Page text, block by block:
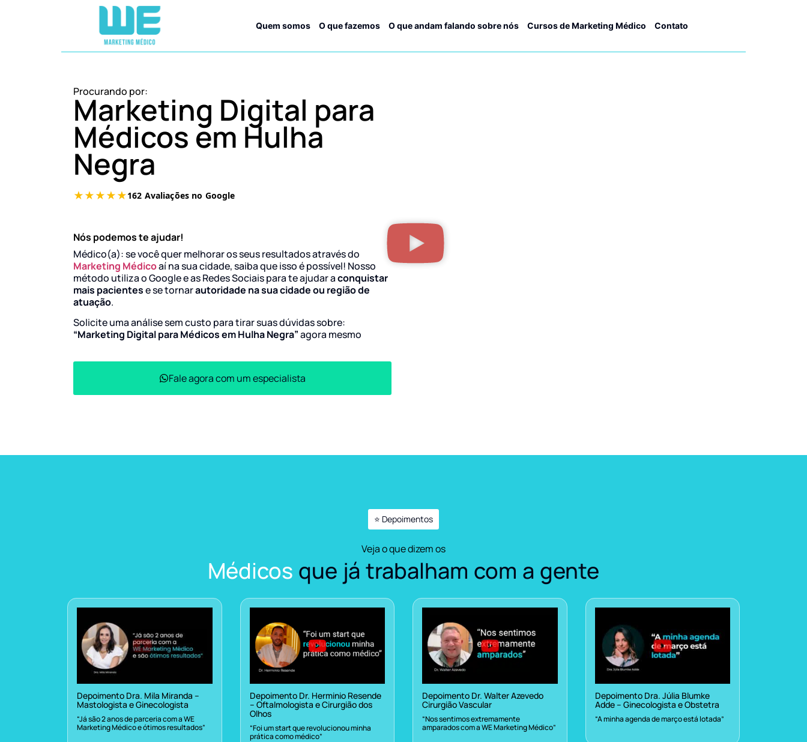
Quem somos O que fazemos O que andam falando sobre nós Cursos de Marketing Médico Contato
Procurando por:
Marketing Digital para
Médicos em Hulha
Negra
Nós podemos te ajudar!
Médico(a): se você quer melhorar os seus resultados através do
Marketing Médicoaí na sua cidade, saiba que isso é possível! Nosso
método utiliza o Google e as Redes Sociais para te ajudar aconquistar
mais pacientese se tornarautoridade na sua cidade ou região de
atuação.
Solicite uma análise sem custo para tirar suas dúvidas sobre:
“Marketing Digital para Médicos em Hulha Negra”agora mesmo
Fale agora com um especialista
⭐ Depoimentos
Veja o que dizem os
Médicos que já trabalham com a gente
Depoimento Dra. Mila Miranda –
Mastologista e Ginecologista
“Já são 2 anos de parceria com a WE
Marketing Médico e ótimos resultados”
Depoimento Dr. Herminio Resende
– Oftalmologista e Cirurgião dos
Olhos
“Foi um start que revolucionou minha
prática como médico”
Depoimento Dr. Walter Azevedo
Cirurgião Vascular
“Nos sentimos extremamente
amparados com a WE Marketing Médico”
Depoimento Dra. Júlia Blumke
Adde – Ginecologista e Obstetra
“A minha agenda de março está lotada”